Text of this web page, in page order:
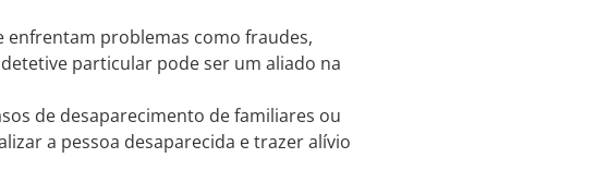
enfrentam problemas como fraudes,
particular pode ser um aliado na
de desaparecimento de familiares ou
a pessoa desaparecida e trazer alívio